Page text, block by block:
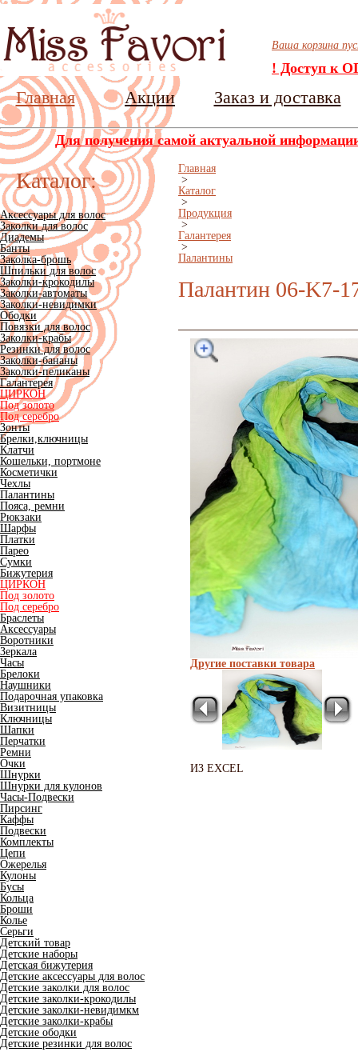
Ваша корзина
! Доступ к
Главная Акции Заказ и доставка
Для получения самой актуальной
Каталог:
Аксессуары для волос
Заколки для волос
Диадемы
Банты
Заколка-брошь
Шпильки для волос
Заколки-крокодилы
Заколки-автоматы
Заколки-невидимки
Ободки
Повязки для волос
Заколки-крабы
Резинки для волос
Заколки-бананы
Заколки-пеликаны
Галантерея
ЦИРКОН
Под золото
Под серебро
Зонты
Брелки,ключницы
Клатчи
Кошельки, портмоне
Косметички
Чехлы
Палантины
Пояса, ремни
Рюкзаки
Шарфы
Платки
Парео
Сумки
Бижутерия
ЦИРКОН
Под золото
Под серебро
Браслеты
Аксессуары
Воротники
Зеркала
Часы
Брелоки
Наушники
Подарочная упаковка
Визитницы
Ключницы
Шапки
Перчатки
Ремни
Очки
Шнурки
Шнурки для кулонов
Часы-Подвески
Пирсинг
Каффы
Подвески
Комплекты
Цепи
Ожерелья
Кулоны
Бусы
Кольца
Броши
Колье
Серьги
Детский товар
Детские наборы
Детская бижутерия
Детские аксессуары для волос
Детские заколки для волос
Детские заколки-крокодилы
Детские заколки-невидимкм
Детские заколки-крабы
Детские ободки
Детские резинки для волос
Главная
>
Каталог
>
Продукция
>
Галантерея
>
Палантины
Палантин 06-K7-
Другие поставки товара
ИЗ EXCEL